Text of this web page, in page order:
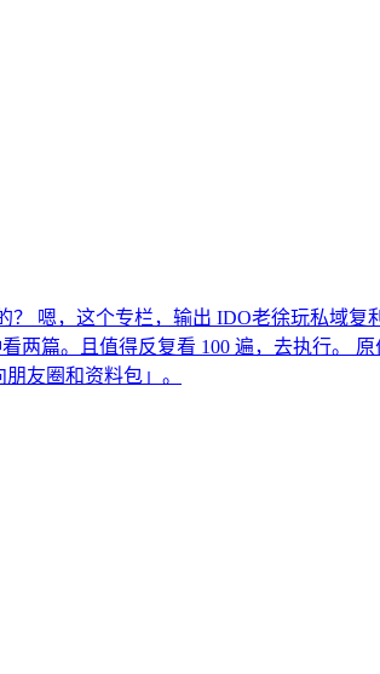
嗯，这个专栏，输出 IDO老徐玩私域
篇。且值得反复看 100 遍，去执行。
友圈和资料包」。